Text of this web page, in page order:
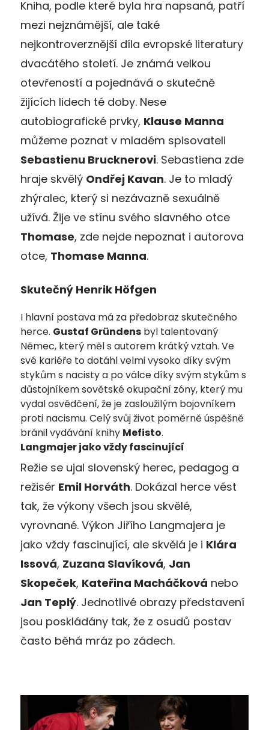
Kniha, podle které byla hra napsaná, patří
mezi nejznámější, ale také
nejkontroverznější díla evropské literatury
dvacátého století. Je známá velkou
otevřeností a pojednává o skutečně
žijících lidech té doby. Nese
autobiografické prvky, Klause Manna
můžeme poznat v mladém spisovateli
Sebastienu Brucknerovi. Sebastiena zde
hraje skvělý Ondřej Kavan. Je to mladý
zhýralec, který si nezávazně sexuálně
užívá. Žije ve stínu svého slavného otce
Thomase, zde nejde nepoznat i autorova
otce, Thomase Manna.
Skutečný Henrik Höfgen
I hlavní postava má za předobraz skutečného
herce. Gustaf Gründens byl talentovaný
Němec, který měl s autorem krátký vztah. Ve
své kariéře to dotáhl velmi vysoko díky svým
stykům s nacisty a po válce díky svým stykům s
důstojníkem sovětské okupační zóny, který mu
vydal osvědčení, že je zasloužilým bojovníkem
proti nacismu. Celý svůj život poměrně úspěšně
bránil vydávání knihy Mefisto.
Langmajer jako vždy fascinující
Režie se ujal slovenský herec, pedagog a
režisér Emil Horváth. Dokázal herce vést
tak, že výkony všech jsou skvělé,
vyrovnané. Výkon Jiřího Langmajera je
jako vždy fascinující, ale skvělá je i Klára
Issová, Zuzana Slavíková, Jan
Skopeček, Kateřina Macháčková nebo
Jan Teplý. Jednotlivé obrazy představení
jsou poskládány tak, že z osudů postav
často běhá mráz po zádech.